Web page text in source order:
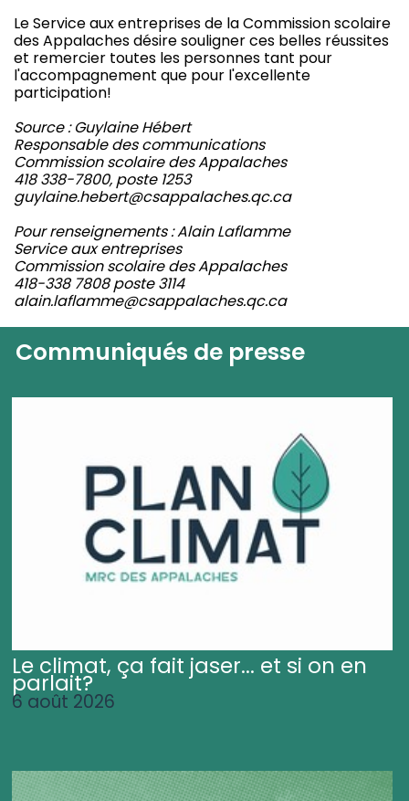
Le Service aux entreprises de la Commission scolaire
des Appalaches désire souligner ces belles réussites
et remercier toutes les personnes tant pour
l'accompagnement que pour l'excellente
participation!
Source : Guylaine Hébert
Responsable des communications
Commission scolaire des Appalaches
418 338-7800, poste 1253
guylaine.hebert@csappalaches.qc.ca
Pour renseignements : Alain Laflamme
Service aux entreprises
Commission scolaire des Appalaches
418-338 7808 poste 3114
alain.laflamme@csappalaches.qc.ca
Communiqués de presse
Le climat, ça fait jaser... et si on en
parlait?
6 août 2026